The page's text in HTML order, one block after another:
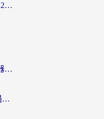
海外党必看：如何在国外打开12123，解决小程序登录难题
苹果手机航海王热血航线加速器从哪开启？海外玩家国服畅玩全攻略
在国外用什么加速器玩sky光·遇？海外玩家国服畅玩终极指南（附魔兽世界狂暴传奇解决方案）